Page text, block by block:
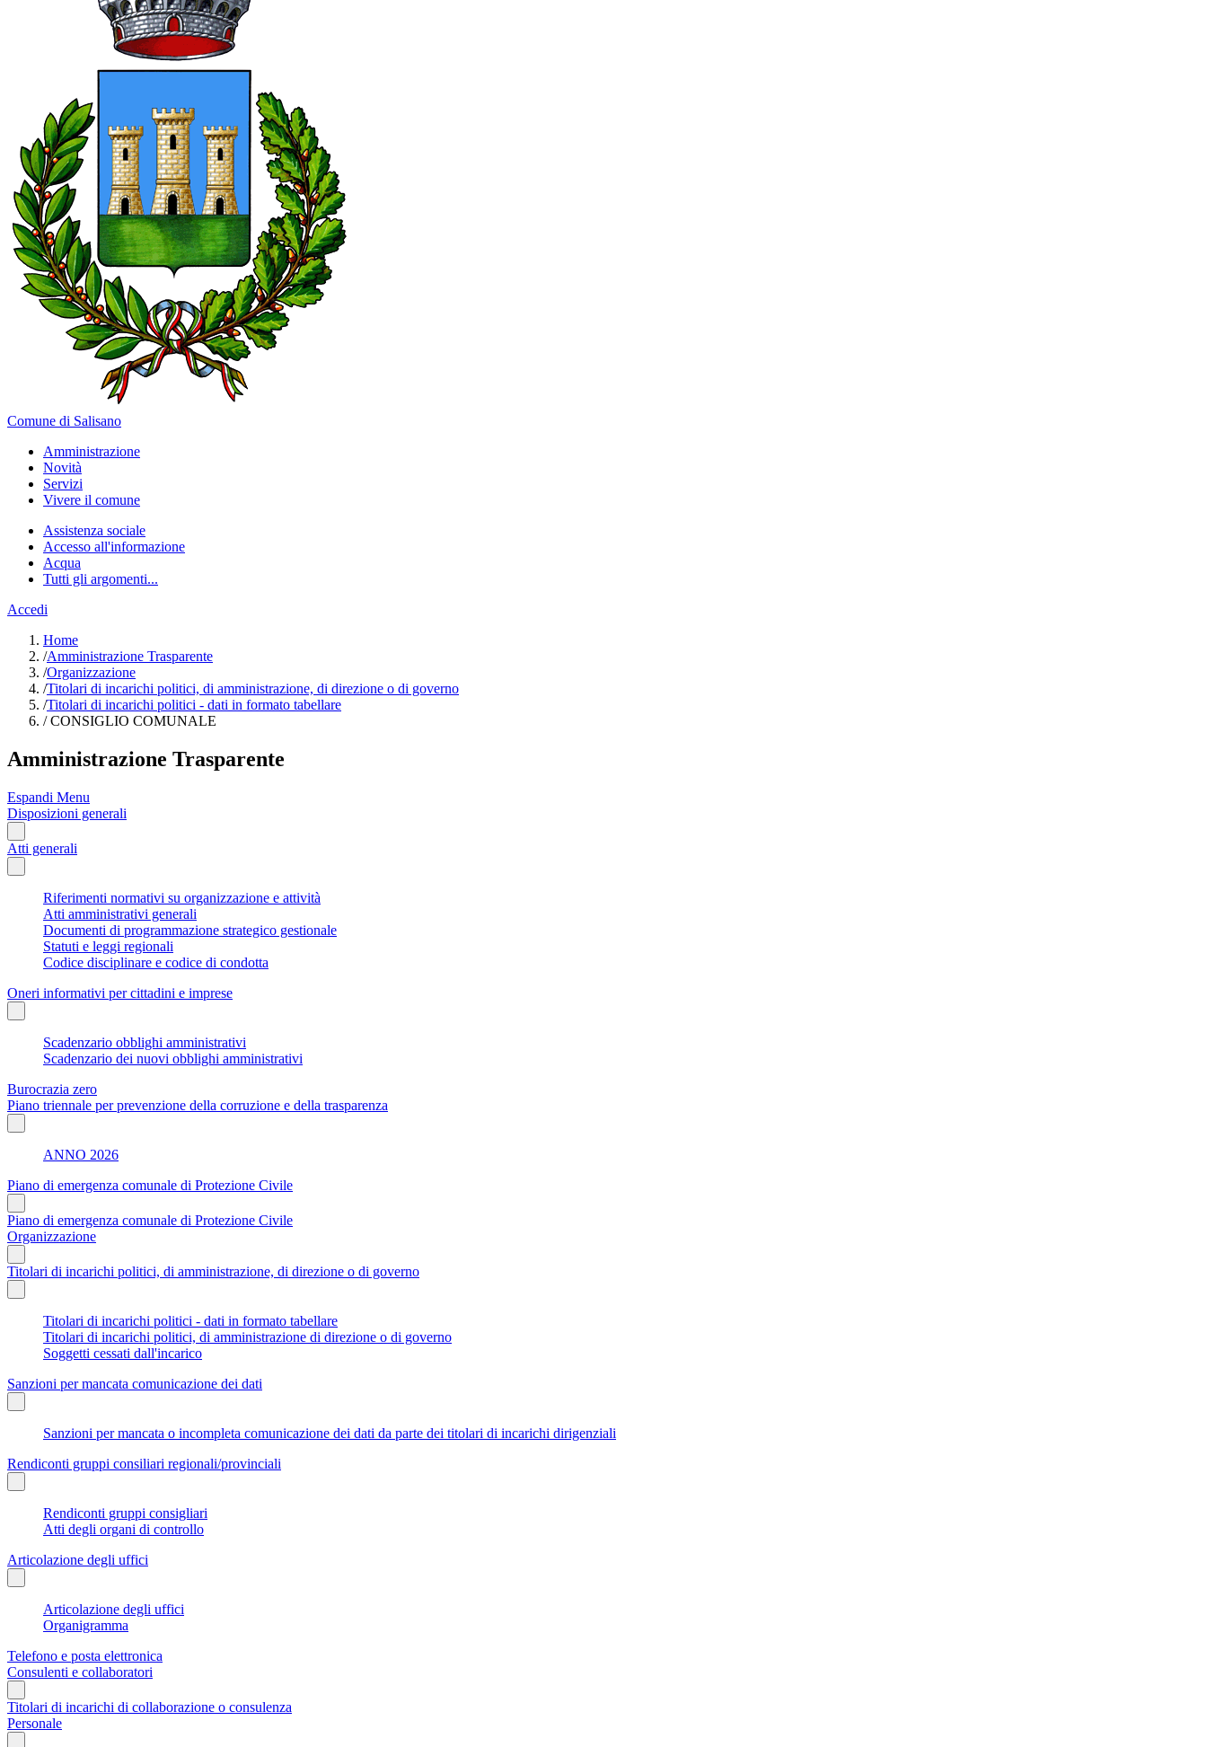
Comune di Salisano
Amministrazione
Novità
Servizi
Vivere il comune
Assistenza sociale
Accesso all'informazione
Acqua
Tutti gli argomenti...
Accedi
Home
/Amministrazione Trasparente
/Organizzazione
/Titolari di incarichi politici, di amministrazione, di direzione o di governo
/Titolari di incarichi politici - dati in formato tabellare
/CONSIGLIO COMUNALE
Amministrazione Trasparente
Espandi Menu
Disposizioni generali
Atti generali
Riferimenti normativi su organizzazione e attività
Atti amministrativi generali
Documenti di programmazione strategico gestionale
Statuti e leggi regionali
Codice disciplinare e codice di condotta
Oneri informativi per cittadini e imprese
Scadenzario obblighi amministrativi
Scadenzario dei nuovi obblighi amministrativi
Burocrazia zero
Piano triennale per prevenzione della corruzione e della trasparenza
ANNO 2026
Piano di emergenza comunale di Protezione Civile
Piano di emergenza comunale di Protezione Civile
Organizzazione
Titolari di incarichi politici, di amministrazione, di direzione o di governo
Titolari di incarichi politici - dati in formato tabellare
Titolari di incarichi politici, di amministrazione di direzione o di governo
Soggetti cessati dall'incarico
Sanzioni per mancata comunicazione dei dati
Sanzioni per mancata o incompleta comunicazione dei dati da parte dei titolari di incarichi dirigenziali
Rendiconti gruppi consiliari regionali/provinciali
Rendiconti gruppi consigliari
Atti degli organi di controllo
Articolazione degli uffici
Articolazione degli uffici
Organigramma
Telefono e posta elettronica
Consulenti e collaboratori
Titolari di incarichi di collaborazione o consulenza
Personale